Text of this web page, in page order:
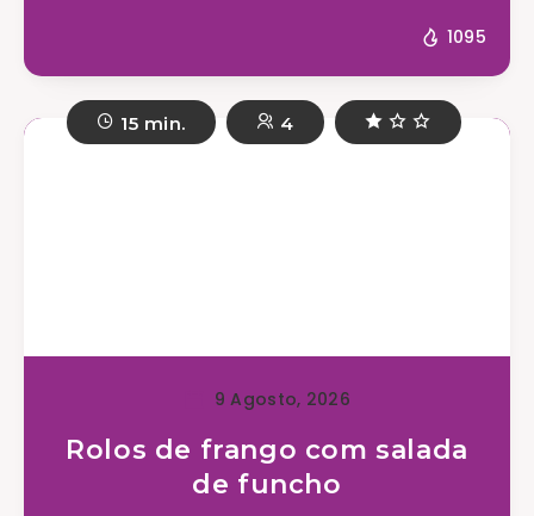
1095
15 min. 4
9 Agosto, 2026
Rolos de frango com salada
de funcho